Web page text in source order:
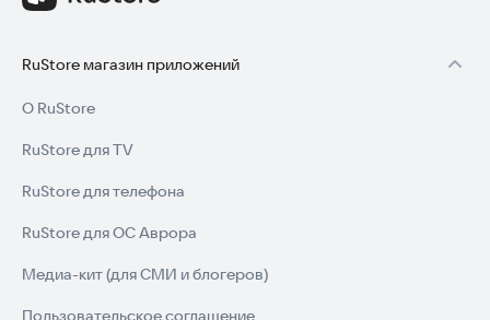
RuStore магазин приложений
О RuStore
RuStore для TV
RuStore для телефона
RuStore для ОС Аврора
Медиа-кит (для СМИ и блогеров)
Пользовательское соглашение